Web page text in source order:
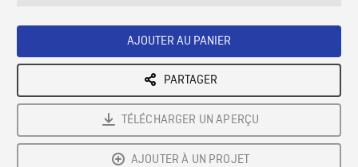
AJOUTER AU PANIER
PARTAGER
TÉLÉCHARGER UN APERÇU
AJOUTER À UN PROJET